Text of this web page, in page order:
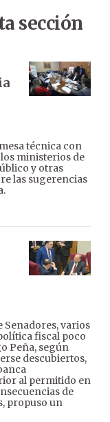
sección
técnica con
ministerios de
y otras
las sugerencias
Senadores, varios
fiscal poco
Peña, según
descubiertos,
al permitido en
de
propuso un